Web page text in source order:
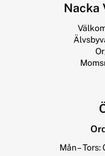
Nacka
Mån – Tors: